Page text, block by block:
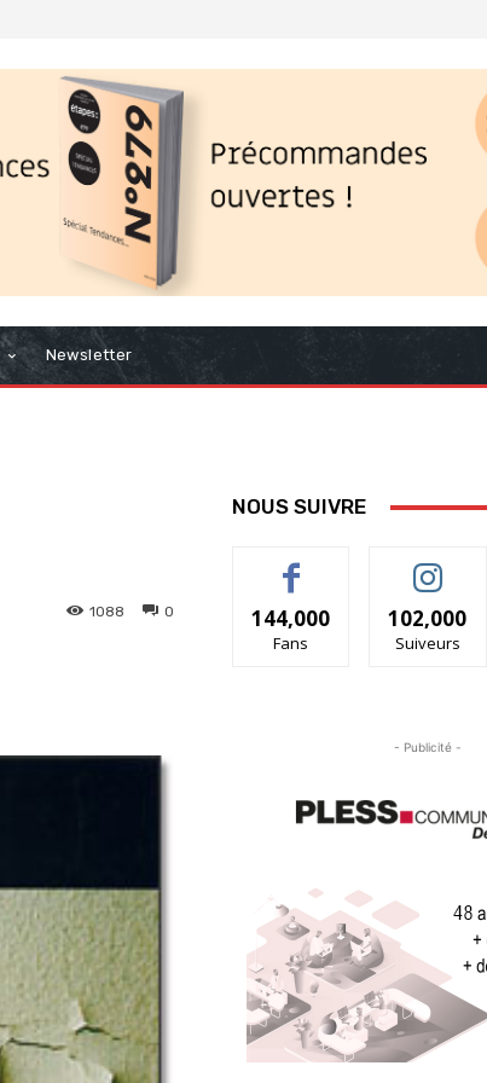
Newsletter
0
1088
NOUS SUIVRE
144,000
Fans
102,000
Suiveurs
- Publicité -